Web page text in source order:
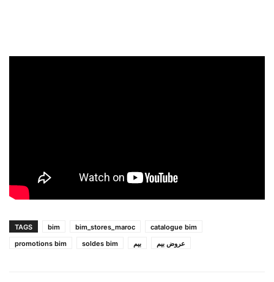
TAGS bim bim_stores_maroc
catalogue bim
promotions bim
soldes bim بيم عروض بيم